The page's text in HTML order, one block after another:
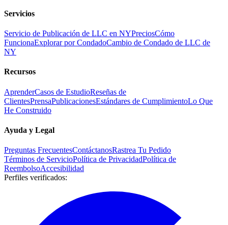
Servicios
Servicio de Publicación de LLC en NYPreciosCómo
FuncionaExplorar por CondadoCambio de Condado de LLC de
NY
Recursos
AprenderCasos de EstudioReseñas de
ClientesPrensaPublicacionesEstándares de CumplimientoLo Que
He Construido
Ayuda y Legal
Preguntas FrecuentesContáctanosRastrea Tu Pedido
Términos de ServicioPolítica de PrivacidadPolítica de
ReembolsoAccesibilidad
Perfiles verificados: